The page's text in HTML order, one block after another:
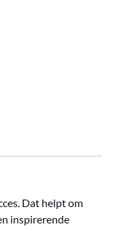
Dat helpt om
inspirerende